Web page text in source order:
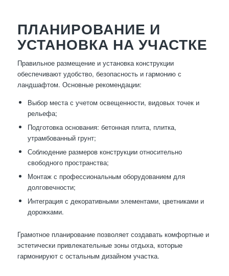
ПЛАНИРОВАНИЕ И
УСТАНОВКА НА УЧАСТКЕ
Правильное размещение и установка конструкции
обеспечивают удобство, безопасность и гармонию с
ландшафтом. Основные рекомендации:
Выбор места с учетом освещенности, видовых точек и
рельефа;
Подготовка основания: бетонная плита, плитка,
утрамбованный грунт;
Соблюдение размеров конструкции относительно
свободного пространства;
Монтаж с профессиональным оборудованием для
долговечности;
Интеграция с декоративными элементами, цветниками и
дорожками.
Грамотное планирование позволяет создавать комфортные и
эстетически привлекательные зоны отдыха, которые
гармонируют с остальным дизайном участка.